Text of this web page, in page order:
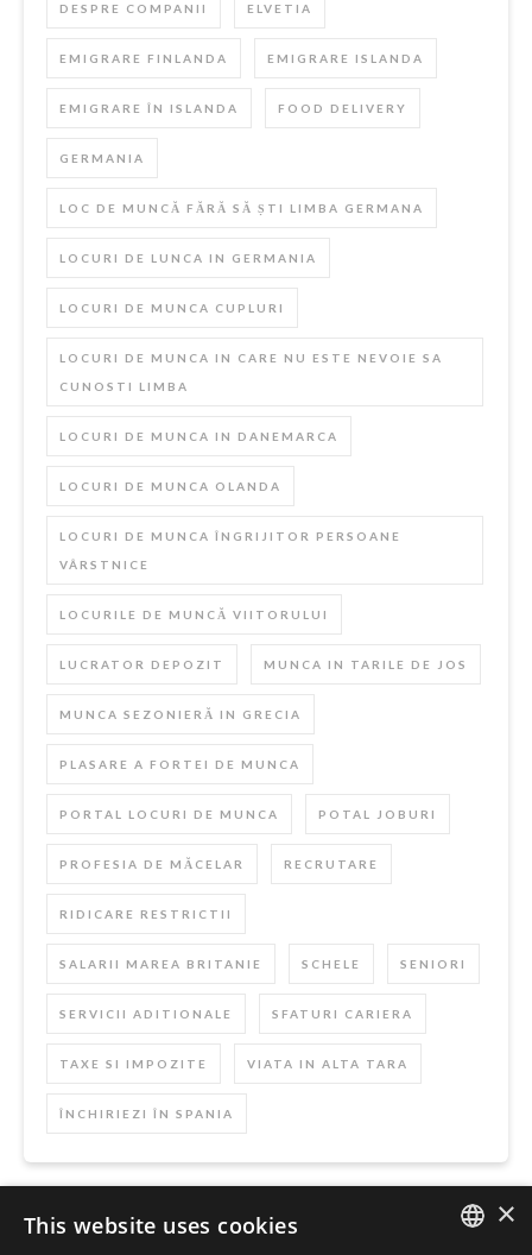
DESPRE COMPANII ELVETIA
EMIGRARE FINLANDA EMIGRARE ISLANDA
EMIGRARE ÎN ISLANDA FOOD DELIVERY
GERMANIA
LOC DE MUNCĂ FĂRĂ SĂ ȘTI LIMBA GERMANA
LOCURI DE LUNCA IN GERMANIA
LOCURI DE MUNCA CUPLURI
LOCURI DE MUNCA IN CARE NU ESTE NEVOIE SA
CUNOSTI LIMBA
LOCURI DE MUNCA IN DANEMARCA
LOCURI DE MUNCA OLANDA
LOCURI DE MUNCA ÎNGRIJITOR PERSOANE
VÂRSTNICE
LOCURILE DE MUNCĂ VIITORULUI
LUCRATOR DEPOZIT MUNCA IN TARILE DE JOS
MUNCA SEZONIERĂ IN GRECIA
PLASARE A FORTEI DE MUNCA
PORTAL LOCURI DE MUNCA POTAL JOBURI
PROFESIA DE MĂCELAR RECRUTARE
RIDICARE RESTRICTII
SALARII MAREA BRITANIE SCHELE SENIORI
SERVICII ADITIONALE SFATURI CARIERA
TAXE SI IMPOZITE VIATA IN ALTA TARA
ÎNCHIRIEZI ÎN SPANIA
×
This website uses cookies